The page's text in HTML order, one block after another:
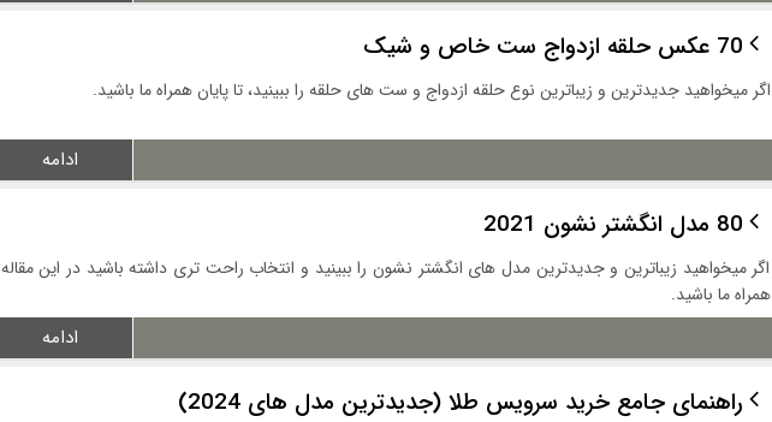
70 عکس حلقه ازدواج ست خاص و شیک
اگر میخواهید جدیدترین و زیباترین نوع حلقه ازدواج و ست های حلقه را ببینید، تا پایان همراه ما باشید.
ادامه
80 مدل انگشتر نشون 2021
اگر میخواهید زیباترین و جدیدترین مدل های انگشتر نشون را ببینید و انتخاب راحت تری داشته باشید در این مقاله
همراه ما باشید.
ادامه
راهنمای جامع خرید سرویس طلا (جدیدترین مدل های 2024)